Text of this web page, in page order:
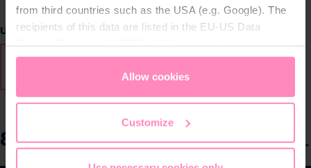
from third countries such as the USA (e.g. Google). The
recipients of this data are listed in the EU-US Data
appropriate level of data protection. You canaccept all
only allow necessary cookies
access and change your chosen setting at any time in
Allow cookies
Customize
Sélectionnez
Unité d'emballage
81,90 € Prix TTC, frais de livraison en sus